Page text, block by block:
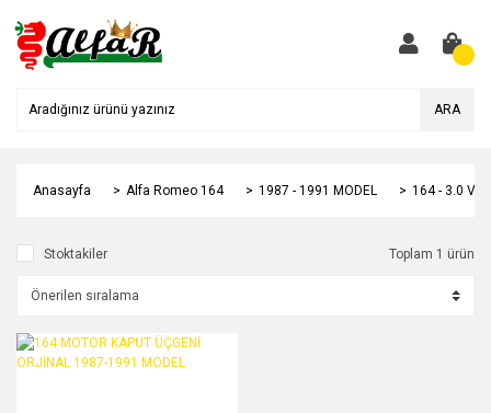
ARA
Anasayfa Alfa Romeo 164 1987 - 1991 MODEL 164 - 3.0 V6
Stoktakiler Toplam 1 ürün